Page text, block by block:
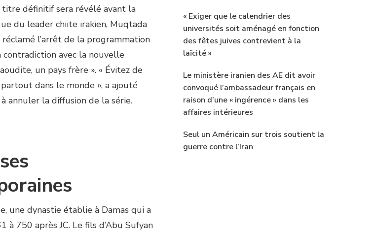
définitif sera révélé avant la
du leader chiite irakien, Muqtada
l’arrêt de la programmation
avec la nouvelle
un pays frère ». « Évitez de
dans le monde », a ajouté
annuler la diffusion de la série.
une dynastie établie à Damas qui a
750 après JC. Le fils d’Abu Sufyan
« Exiger que le calendrier des
universités soit aménagé en fonction
des fêtes juives contrevient à la
laïcité »
Le ministère iranien des AE dit avoir
convoqué l’ambassadeur français en
raison d’une « ingérence » dans les
affaires intérieures
Seul un Américain sur trois soutient la
guerre contre l’Iran